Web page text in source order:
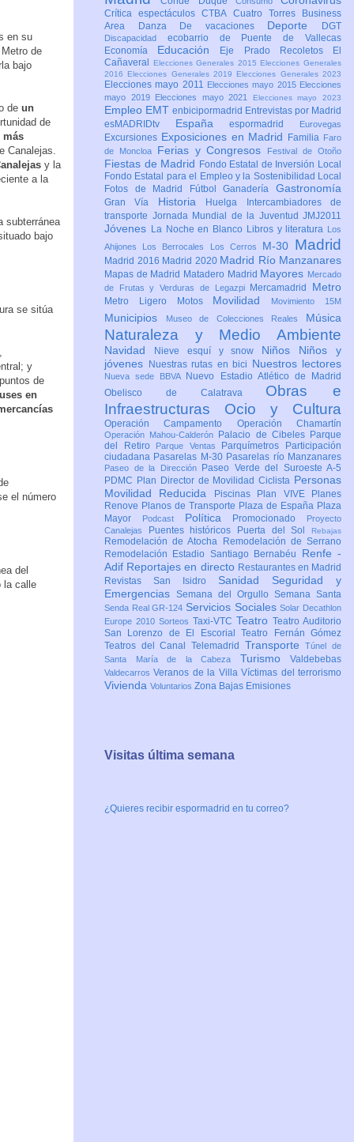
en su
de
bajo
de un
de
más
Canalejas.
y la
a la
subterránea
bajo
se sitúa
y
de
en
el número
del
la calle
Crítica espectáculosCTBA Cuatro Torres Business
Area
Danza De vacaciones Deporte DGT
Discapacidad ecobarrio de Puente de Vallecas
Economía Educación Eje Prado Recoletos
El
Cañaveral
Elecciones Generales 2015 Elecciones Generales
2016 Elecciones Generales 2019 Elecciones Generales 2023
Elecciones mayo 2011 Elecciones mayo 2015 Elecciones
mayo 2019
Elecciones mayo 2021 Elecciones mayo 2023
Empleo EMT enbicipormadrid Entrevistas por Madrid
esMADRIDtv Españaespormadrid Eurovegas
Excursiones Exposiciones en Madrid Familia Faro
de Moncloa
Ferias y Congresos Festival de Otoño
Fiestas de Madrid Fondo Estatal de Inversión Local
Fondo Estatal para el Empleo y la Sostenibilidad Local
Fotos de Madrid
FútbolGanaderíaGastronomía
Gran Vía Historia Huelga
Intercambiadores de
transporte Jornada Mundial de la Juventud JMJ2011
Jóvenes La Noche en Blanco Libros y literatura
Los
Ahijones
Los Berrocales Los Cerros M-30 Madrid
Madrid 2016 Madrid 2020 Madrid Río Manzanares
Mapas de Madrid Matadero Madrid Mayores Mercado
de Frutas y Verduras de Legazpi
Mercamadrid Metro
Metro Ligero Motos Movilidad Movimiento 15M
Municipios Museo de Colecciones Reales Música
Naturaleza y Medio Ambiente
Navidad Nieve esquí y snow Niños Niños y
jóvenes
Nuestras rutas en bici Nuestros lectores
Nueva sede BBVA
Nuevo Estadio Atlético de Madrid
Obelisco de Calatrava Obras e
Infraestructuras Ocio y Cultura
Operación Campamento Operación Chamartín
Operación Mahou-Calderón Palacio de Cibeles Parque
del Retiro
Parque Ventas Parquímetros
Participación
ciudadana Pasarelas M-30 Pasarelas río Manzanares
Paseo de la Dirección
Paseo Verde del Suroeste A-5
PDMC Plan Director de Movilidad Ciclista Personas
Movilidad Reducida
Piscinas Plan VIVE
Planes
Renove Planos de Transporte Plaza de España Plaza
Mayor
Podcast Política Promocionado
Proyecto
Canalejas
Puentes históricos Puerta del Sol Rebajas
Remodelación de Atocha
Remodelación de Serrano
Remodelación Estadio Santiago Bernabéu Renfe -
Adif Reportajes en directo Restaurantes en Madrid
Revistas San Isidro Sanidad Seguridad y
Emergencias Semana del Orgullo Semana Santa
Senda Real GR-124 Servicios SocialesSolar Decathlon
Europe 2010 Sorteos Taxi-VTC Teatro Teatro Auditorio
San Lorenzo de El EscorialTeatro Fernán Gómez
Teatros del Canal Telemadrid TransporteTúnel de
Santa María de la Cabeza Turismo Valdebebas
ValdecarrosVeranos de la VillaVíctimas del terrorismo
Vivienda Voluntarios Zona Bajas Emisiones
Visitas última semana
¿Quieres recibir espormadrid en tu correo?